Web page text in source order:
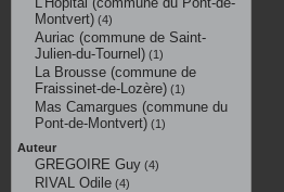
Montvert) (4)
Auriac (commune de Saint-
Julien-du-Tournel) (1)
La Brousse (commune de
Fraissinet-de-Lozère) (1)
Mas Camargues (commune du
Pont-de-Montvert) (1)
Auteur
GREGOIRE Guy (4)
RIVAL Odile (4)